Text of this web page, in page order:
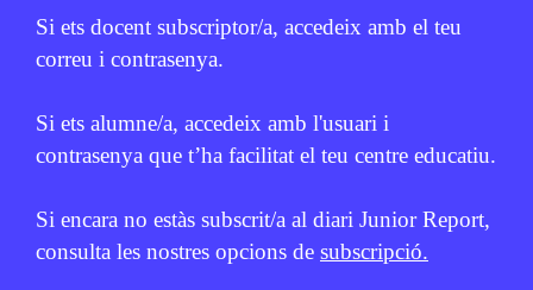
Si ets docent subscriptor/a, accedeix amb el teu
correu i contrasenya.
Si ets alumne/a, accedeix amb l'usuari i
contrasenya que t’ha facilitat el teu centre educatiu.
Si encara no estàs subscrit/a al diari Junior Report,
consulta les nostres opcions de subscripció.
PUBLICITAT: